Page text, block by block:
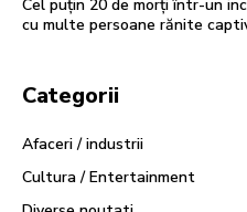
Cel puțin 20 de morți într-un
cu multe persoane rănite
Categorii
Afaceri / industrii
Cultura / Entertainment